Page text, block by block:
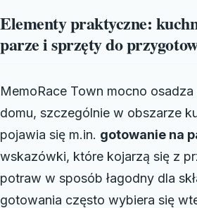
Elementy praktyczne:
parze i sprzęty do
MemoRace Town mocno osadza
domu, szczególnie w obszarze
pojawia się m.in. gotowanie na
wskazówki, które kojarzą się z
potraw w sposób łagodny dla
gotowania często wybiera się